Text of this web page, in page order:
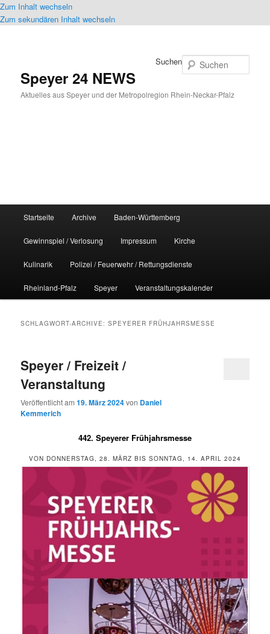
Zum Inhalt wechseln
Zum sekundären Inhalt wechseln
Speyer 24 NEWS
Aktuelles aus Speyer und der Metropolregion Rhein-Neckar-Pfalz
Suchen
Startseite Archive Baden-Württemberg
Gewinnspiel / Verlosung Impressum Kirche
Kulinarik Polizei / Feuerwehr / Rettungsdienste
Rheinland-Pfalz Speyer Veranstaltungskalender
SCHLAGWORT-ARCHIVE:SPEYERER FRÜHJAHRSMESSE
Speyer / Freizeit /
Veranstaltung
Veröffentlicht am19. März 2024von Daniel
Kemmerich
442. Speyerer Frühjahrsmesse
VON DONNERSTAG, 28. MÄRZ BIS SONNTAG, 14. APRIL 2024